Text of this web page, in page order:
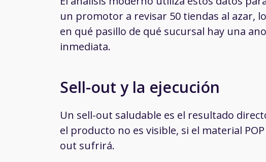
un promotor a revisar 50 tiendas al azar,
en qué pasillo de qué sucursal hay una
inmediata.
Sell-out y la ejecución
Un sell-out saludable es el resultado
el producto no es visible, si el material
out sufrirá.